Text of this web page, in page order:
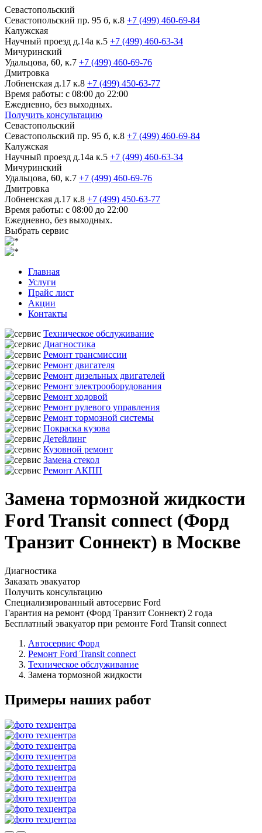
Севастопольский
Севастопольский пр. 95 б, к.8 +7 (499) 460-69-84
Калужская
Научный проезд д.14а к.5 +7 (499) 460-63-34
Мичуринский
Удальцова, 60, к.7 +7 (499) 460-69-76
Дмитровка
Лобненская д.17 к.8 +7 (499) 450-63-77
Время работы: с 08:00 до 22:00
Ежедневно, без выходных.
Получить консультацию
Севастопольский
Севастопольский пр. 95 б, к.8 +7 (499) 460-69-84
Калужская
Научный проезд д.14а к.5 +7 (499) 460-63-34
Мичуринский
Удальцова, 60, к.7 +7 (499) 460-69-76
Дмитровка
Лобненская д.17 к.8 +7 (499) 450-63-77
Время работы: с 08:00 до 22:00
Ежедневно, без выходных.
Выбрать сервис
Главная
Услуги
Прайс лист
Акции
Контакты
Техническое обслуживание
Диагностика
Ремонт трансмиссии
Ремонт двигателя
Ремонт дизельных двигателей
Ремонт электрооборудования
Ремонт ходовой
Ремонт рулевого управления
Ремонт тормозной системы
Покраска кузова
Детейлинг
Кузовной ремонт
Замена стекол
Ремонт АКПП
Замена тормозной жидкости
Ford Transit connect (Форд
Транзит Соннект) в Москве
Диагностика
Заказать эвакуатор
Получить консультацию
Специализированный автосервис Ford
Гарантия на ремонт (Форд Транзит Соннект) 2 года
Бесплатный эвакуатор при ремонте Ford Transit connect
Автосервис Форд
Ремонт Ford Transit connect
Техническое обслуживание
Замена тормозной жидкости
Примеры наших работ